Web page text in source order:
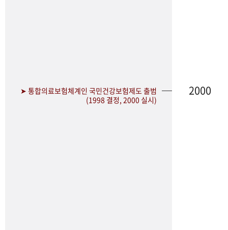
➤ 통합의료보험체계인 국민건강보험제도 출범
(1998 결정, 2000 실시)
2000